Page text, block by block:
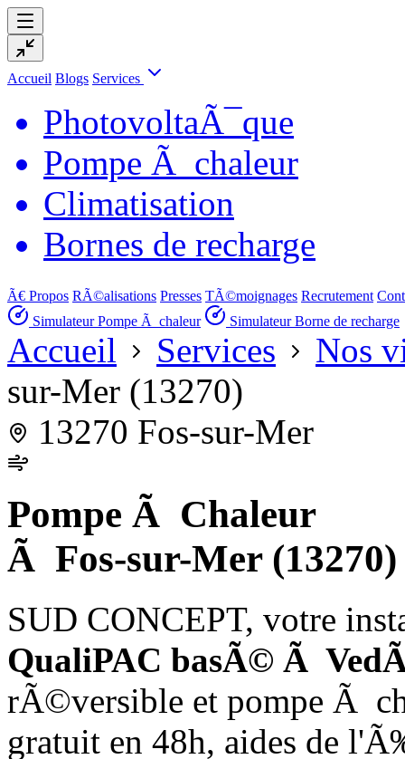
Accueil Blogs Services
PhotovoltaÃ¯que
Pompe Ã chaleur
Climatisation
Bornes de recharge
Ã€ Propos RÃ©alisations Presses TÃ©moignages Recrutement
Simulateur Pompe Ã chaleur
Simulateur Borne de recharge
Accueil Services
Nos
sur-Mer (13270)
13270 Fos-sur-Mer
Pompe Ã Chaleur
Ã Fos-sur-Mer (13270)
SUD CONCEPT, votre
QualiPAC basÃ© Ã
rÃ©versible et pompe Ã
gratuit en 48h, aides de